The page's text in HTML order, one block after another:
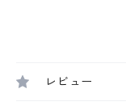
レビュー